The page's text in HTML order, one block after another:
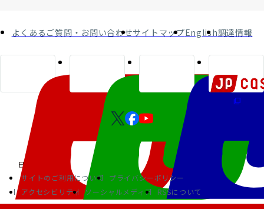
よくあるご質問・お問い合わせサイトマップEnglish調達情報
サイトのご利用について
プライバシーポリシー
アクセシビリティ
ソーシャルメディア RSSについて